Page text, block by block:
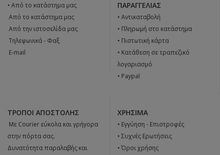
• Από το κατάστημα μας
 Από το κατάστημα μας
 Από την ιστοσελίδα μας
 Tηλεφωνικά - Φαξ
 E-mail
ΠΑΡΑΓΓΕΛΊΑΣ
• Αντικαταβολή
• Πληρωμή στο κατάστημα
• Πιστωτική κάρτα
• Κατάθεση σε τραπεζικό
λογαριασμό
• Paypal
ΤΡΌΠΟΙ ΑΠΟΣΤΟΛΉΣ
 Με Courier εύκολα και γρήγορα
στην πόρτα σας.
Δυνατότητα παραλαβής και
ΧΡΉΣΙΜΑ
• Εγγύηση - Επιστροφές
• Συχνές Ερωτήσεις
• Όροι χρήσης